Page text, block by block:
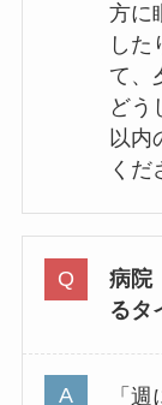
方に
した
て、
どう
以内
くだ
病院
るタ
「